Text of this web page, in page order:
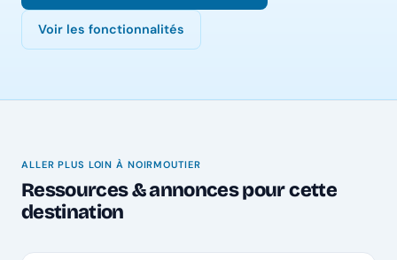
Voir les fonctionnalités
ALLER PLUS LOIN À NOIRMOUTIER
Ressources & annonces pour cette
destination